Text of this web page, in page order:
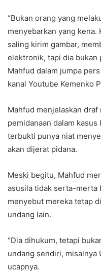
“Bukan orang yang
menyebarkan yang kena.
saling kirim gambar,
elektronik, tapi dia bukan
Mahfud dalam jumpa
kanal Youtube Kemenko
Mahfud menjelaskan
pemidanaan dalam
terbukti punya niat
akan dijerat pidana.
Meski begitu, Mahfud
asusila tidak serta-merta
menyebut mereka tetap
undang lain.
“Dia dihukum, tetapi
undang sendiri, misalnya
ucapnya.